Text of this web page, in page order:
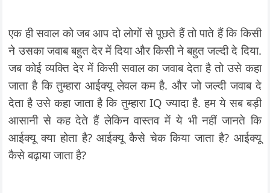
एक ही सवाल को जब आप दो लोगों से पूछते हैं तो पाते हैं कि किसी
ने उसका जवाब बहुत देर में दिया और किसी ने बहुत जल्दी दे दिया.
जब कोई व्यक्ति देर में किसी सवाल का जवाब देता है तो उसे कहा
जाता है कि तुम्हारा आईक्यू लेवल कम है. और जो जल्दी जवाब दे
देता है उसे कहा जाता है कि तुम्हारा IQ ज्यादा है. हम ये सब बड़ी
आसानी से कह देते हैं लेकिन वास्तव में ये भी नहीं जानते कि
आईक्यू क्या होता है? आईक्यू कैसे चेक किया जाता है? आईक्यू
कैसे बढ़ाया जाता है?